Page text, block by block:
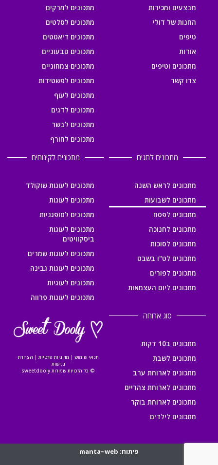
מבצעים ומכירות
החנות של דולי
טיפים
אודות
מתכונים וטיפים
צרו קשר
מתכונים למרקים
מתכונים לסלטים
מתכונים דיאטטים
מתכונים טבעוניים
מתכונים צמחוניים
מתכונים לפשטידות
מתכונים לעוף
מתכונים לדגים
מתכונים לבשר
מתכונים לחורף
מתכונים לחגים
מתכונים לראש השנה
מתכונים לשבועות
מתכונים לפסח
מתכונים לחנוכה
מתכונים לסוכות
מתכונים לט"ו בשבט
מתכונים לפורים
מתכונים ליום העצמאות
מתכונים לקינוחים
מתכונים לעוגות שוקולד
מתכונים לעוגות
מתכונים לסופגניות
מתכונים לעוגות
ביסקוויטים
מתכונים לעוגות שמרים
מתכונים לעוגות גבינה
מתכונים לעוגיות
מתכונים לעוגות פרווה
סוג ארוחה
מתכונים ב10 דקות
מתכונים לשבת
מתכונים לארוחת ערב
מתכונים לארוחת צהריים
מתכונים לארוחת בוקר
מתכונים לילדים
תנאי שימוש | מדיניות פרטיות | הצהרת
נגישות
© כל הזכויות שמורות sweetdooly
פיתוח: manta~web